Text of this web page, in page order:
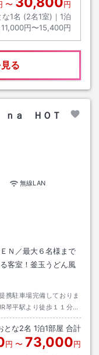
〜
円
な1名 (2名1室)｜ 1泊
11,000円〜15,400円
る
ｎａ ＨＯＴ
無線LAN
Ｎ／最大６名様まで
客室！釜玉うどん風
携駐車場完備しておりま
琴平駅より徒歩１１分、
分
とな2名 1泊1部屋 合計
円 〜 73,000円